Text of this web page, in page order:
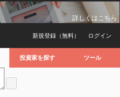
詳しくはこちら
ログイン
新規登録（無料）
投資家を探す ツール